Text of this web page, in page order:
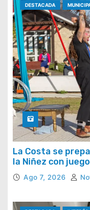
DESTACADA
La Costa se
la Niñez con
Ago 7, 2026